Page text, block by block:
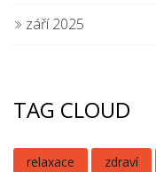
září 2025
TAG CLOUD
relaxace zdraví